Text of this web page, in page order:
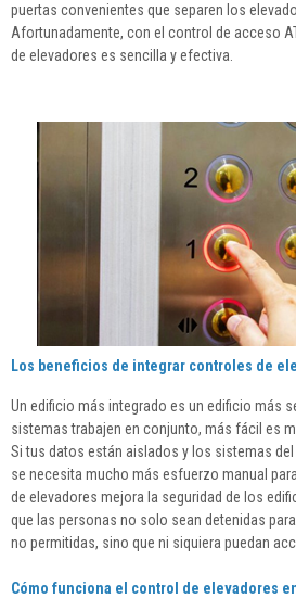
puertas convenientes que separen los
Afortunadamente, con el control de acceso
de elevadores es sencilla y efectiva.
Los beneficios de integrar controles de
Un edificio más integrado es un edificio más
sistemas trabajen en conjunto, más fácil es
Si tus datos están aislados y los sistemas
se necesita mucho más esfuerzo manual
de elevadores mejora la seguridad de los
que las personas no solo sean detenidas
no permitidas, sino que ni siquiera puedan
Cómo funciona el control de elevadores en